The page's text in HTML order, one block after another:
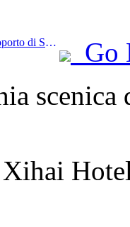
Prev:Il traffico passeggeri dell'aeroporto di Shenzhen ha superato i 3 milioni quest'anno, stabilendo un nuovo record per lo stesso periodo.
Go